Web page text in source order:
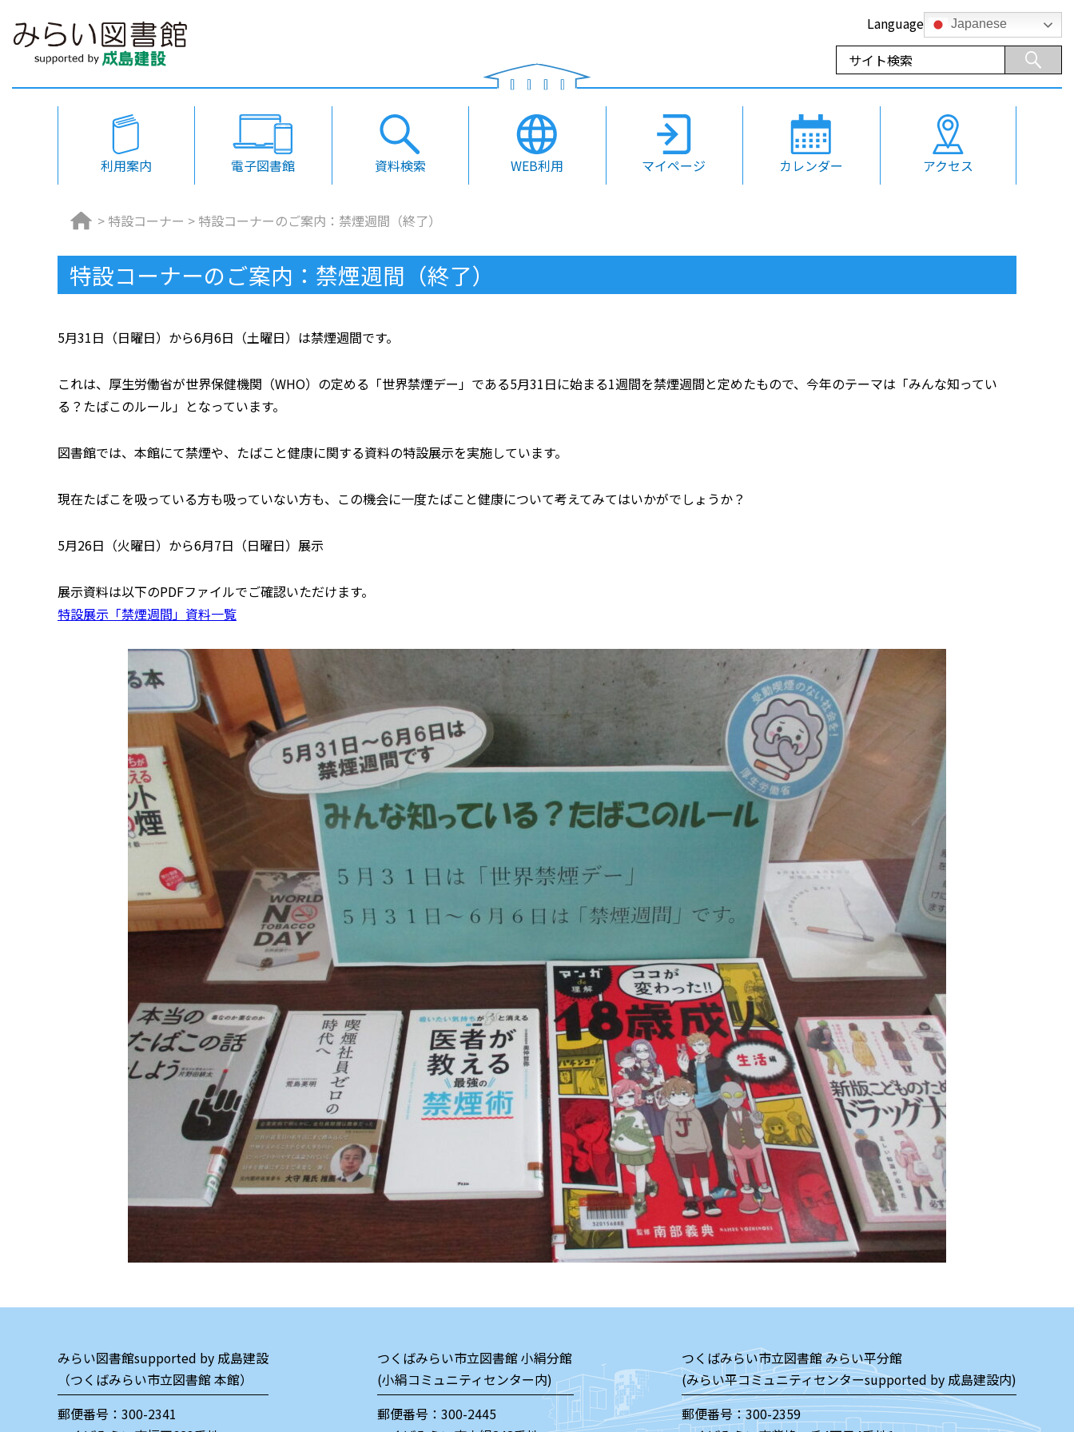
Language Japanese
利用案内 電子図書館 資料検索 WEB利用 マイページ カレンダー アクセス
> 特設コーナー > 特設コーナーのご案内：禁煙週間（終了）
特設コーナーのご案内：禁煙週間（終了）
5月31日（日曜日）から6月6日（土曜日）は禁煙週間です。
これは、厚生労働省が世界保健機関（WHO）の定める「世界禁煙デー」である5月31日に始まる1週間を禁煙週間と定めたもので、今年のテーマは「みんな知ってい
る？たばこのルール」となっています。
図書館では、本館にて禁煙や、たばこと健康に関する資料の特設展示を実施しています。
現在たばこを吸っている方も吸っていない方も、この機会に一度たばこと健康について考えてみてはいかがでしょうか？
5月26日（火曜日）から6月7日（日曜日）展示
展示資料は以下のPDFファイルでご確認いただけます。
特設展示「禁煙週間」資料一覧
みらい図書館supported by 成島建設
（つくばみらい市立図書館 本館）
郵便番号：300-2341
つくばみらい市立図書館 小絹分館
(小絹コミュニティセンター内)
郵便番号：300-2445
つくばみらい市立図書館 みらい平分館
(みらい平コミュニティセンターsupported by 成島建設内)
郵便番号：300-2359